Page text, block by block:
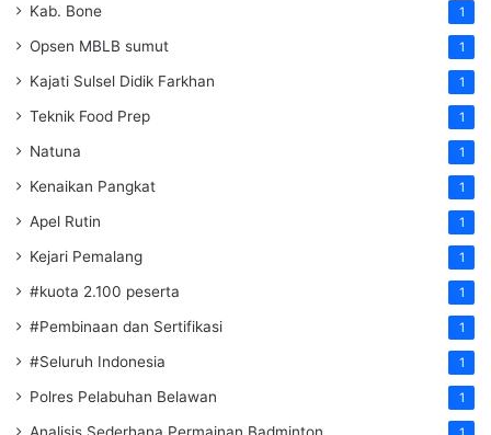
Kab. Bone 1
Opsen MBLB sumut 1
Kajati Sulsel Didik Farkhan 1
Teknik Food Prep 1
Natuna 1
Kenaikan Pangkat 1
Apel Rutin 1
Kejari Pemalang 1
#kuota 2.100 peserta 1
#Pembinaan dan Sertifikasi 1
#Seluruh Indonesia 1
Polres Pelabuhan Belawan 1